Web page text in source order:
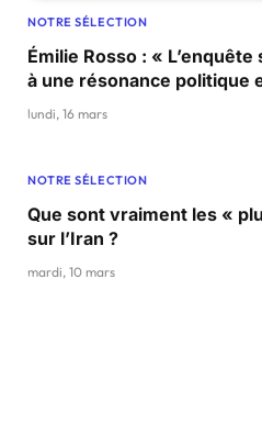
NOTRE SÉLECTION
Émilie Rosso : «
à une résonance politique
lundi, 16 mars
NOTRE SÉLECTION
Que sont vraiment les «
sur l’Iran ?
mardi, 10 mars